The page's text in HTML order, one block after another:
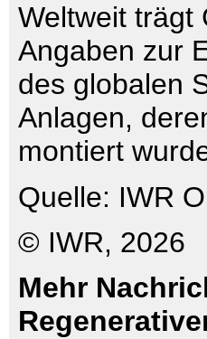
Weltweit trägt
Angaben zur
des globalen
Anlagen,
montiert
Quelle: IWR
© IWR, 2026
Mehr